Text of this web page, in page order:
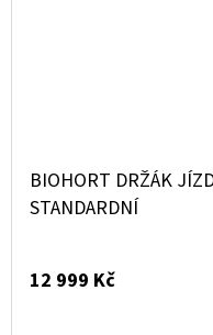
BIOHORT DRŽÁK
STANDARDNÍ
12 999 Kč